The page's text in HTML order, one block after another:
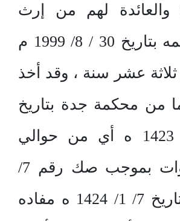
لهم من إرث
والدهم باسمه بتاريخ 30 / 8/ 1999 م
ثلاثة عشر سنة ، وقد أخذ
من محكمة جدة بتاريخ
26 / 11 / 1423 ه أي من حوالي
عشرة سنوات بموجب صك رقم 7/
555 / 15 وتاريخ 7/ 1/ 1424 ه مفاده